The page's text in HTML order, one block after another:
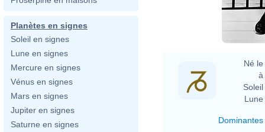
Planètes en signes
Soleil en signes
Lune en signes
Mercure en signes
Vénus en signes
Mars en signes
Jupiter en signes
Saturne en signes
Né le
à
Soleil
Lune
Dominantes